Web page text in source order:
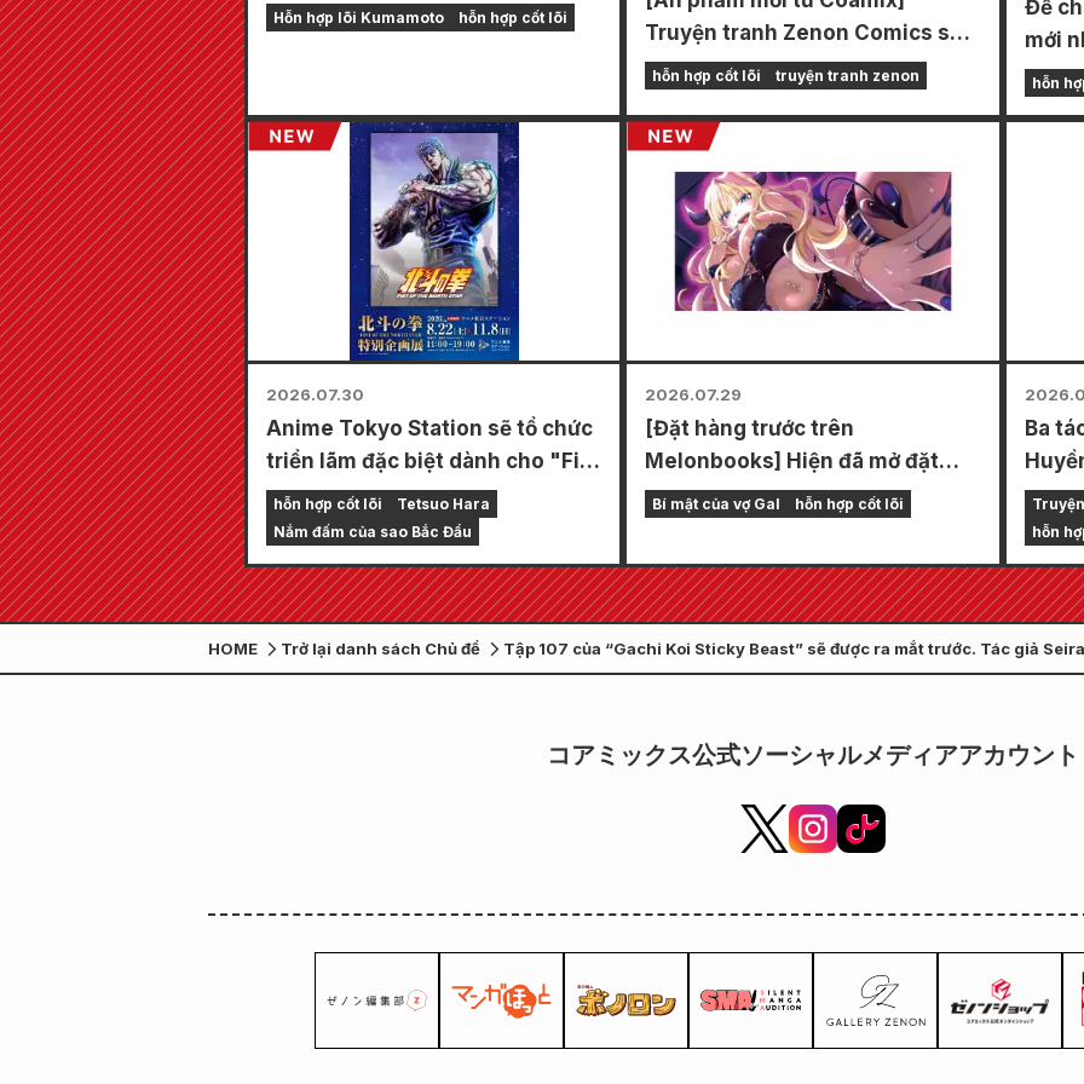
những người bị ảnh hưởng bởi
Hỗn hợp lõi Kumamoto hỗn hợp cốt lõi
Truyện tranh Zenon Comics sẽ
được bán vào ngày 7 tháng 8
(Thứ Sáu)!
hỗn hợp cốt lõi truyện tranh zenon
Để
mới
sẽ
từ
thể
hỗn
2026.07.30
Anime Tokyo Station sẽ tổ chức
triển lãm đặc biệt dành cho "Fist
of the North Star"!!
hỗn hợp cốt lõi
Tetsuo Hara
Nắm đấm của sao Bắc Đẩu
2026.07.29
[Đặt hàng trước trên
Melonbooks] Hiện đã mở đặt
hàng trước cho bộ phiên bản giới
hình minh họa tuyệt đẹp về
Fuyuki Tojo do Kudou vẽ! Tập 6
mới nhất của "Bí mật của cô
dâu" dự kiến phát hành vào
Bí mật của vợ Gal hỗn hợp cốt lõi
Ba
ấn
được
7!!
hỗn
HOME Trở lại danh sách Chủ đề
Tập 107 của “Gachi Koi Sticky Beast” sẽ được ra mắt trước. Tác giả
là tập cuối cùng.
コアミックス公式ソーシャルメディアアカウント